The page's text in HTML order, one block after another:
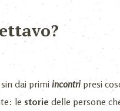
dai primi incontripresi
le storie delle persone